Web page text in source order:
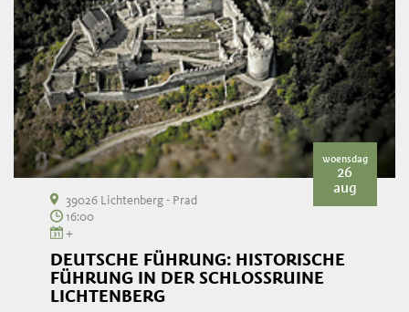
woensdag
26
aug
39026 Lichtenberg - Prad
16:00
+
DEUTSCHE FÜHRUNG: HISTORISCHE
FÜHRUNG IN DER SCHLOSSRUINE
LICHTENBERG